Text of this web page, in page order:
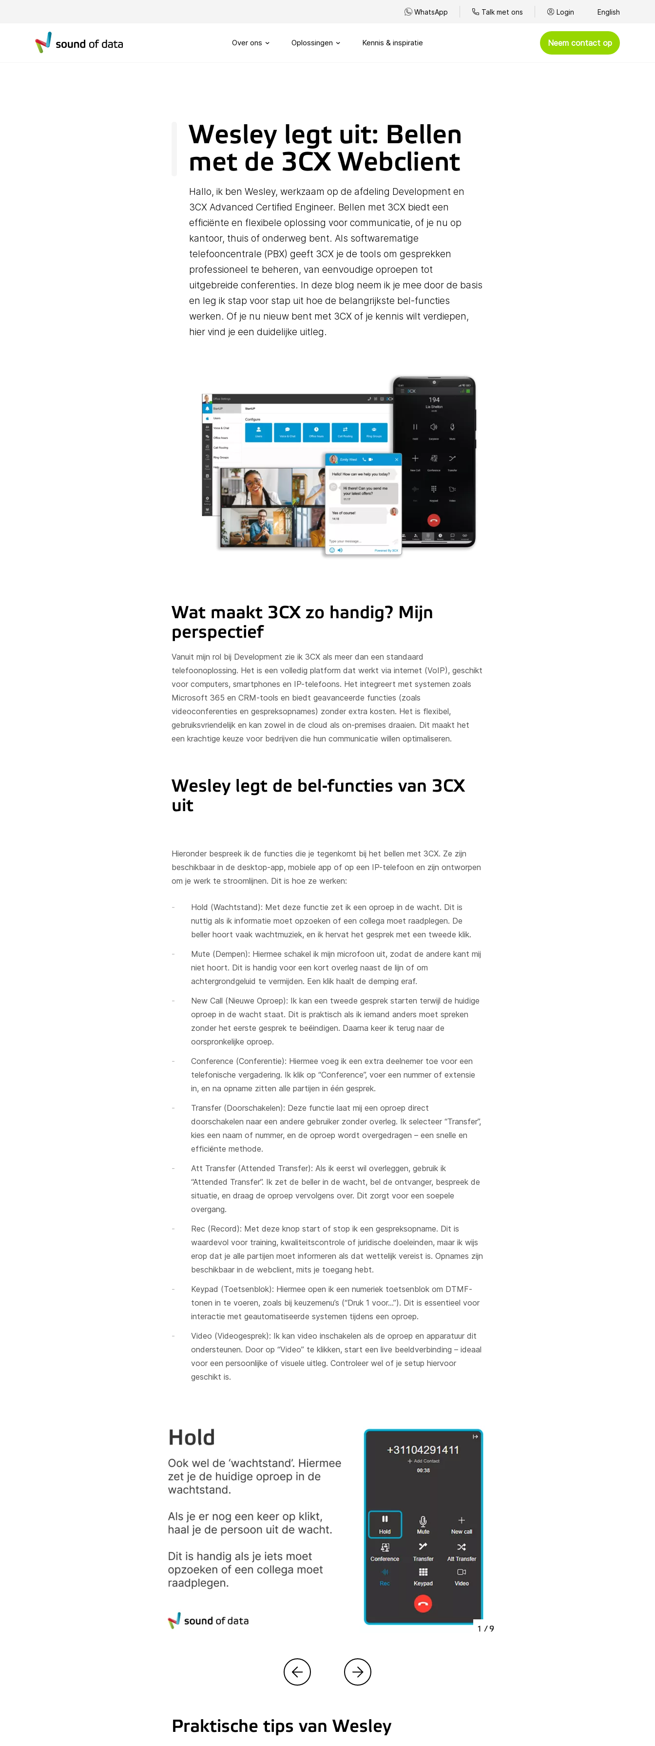
WhatsApp Talk met ons Login English
Over ons
Onze partners
Oplossingen
My Sound of Data portal
Servicenummers
Kennis & inspiratie Neem contact op
Wesley legt uit: Bellen
met de 3CX Webclient
Hallo, ik ben Wesley, werkzaam op de afdeling Development en
3CX Advanced Certified Engineer. Bellen met 3CX biedt een
efficiënte en flexibele oplossing voor communicatie, of je nu op
kantoor, thuis of onderweg bent. Als softwarematige
telefooncentrale (PBX) geeft 3CX je de tools om gesprekken
professioneel te beheren, van eenvoudige oproepen tot
uitgebreide conferenties. In deze blog neem ik je mee door de basis
en leg ik stap voor stap uit hoe de belangrijkste bel-functies
werken. Of je nu nieuw bent met 3CX of je kennis wilt verdiepen,
hier vind je een duidelijke uitleg.
Wat maakt 3CX zo handig? Mijn
perspectief
Vanuit mijn rol bij Development zie ik 3CX als meer dan een standaard
telefoonoplossing. Het is een volledig platform dat werkt via internet (VoIP), geschikt
voor computers, smartphones en IP-telefoons. Het integreert met systemen zoals
Microsoft 365 en CRM-tools en biedt geavanceerde functies (zoals
videoconferenties en gespreksopnames) zonder extra kosten. Het is flexibel,
gebruiksvriendelijk en kan zowel in de cloud als on-premises draaien. Dit maakt het
een krachtige keuze voor bedrijven die hun communicatie willen optimaliseren.
Wesley legt de bel-functies van 3CX
uit
Hieronder bespreek ik de functies die je tegenkomt bij het bellen met 3CX. Ze zijn
beschikbaar in de desktop-app, mobiele app of op een IP-telefoon en zijn ontworpen
om je werk te stroomlijnen. Dit is hoe ze werken:
Hold (Wachtstand): Met deze functie zet ik een oproep in de wacht. Dit is
nuttig als ik informatie moet opzoeken of een collega moet raadplegen. De
beller hoort vaak wachtmuziek, en ik hervat het gesprek met een tweede klik.
Mute (Dempen): Hiermee schakel ik mijn microfoon uit, zodat de andere kant mij
niet hoort. Dit is handig voor een kort overleg naast de lijn of om
achtergrondgeluid te vermijden. Een klik haalt de demping eraf.
New Call (Nieuwe Oproep): Ik kan een tweede gesprek starten terwijl de huidige
oproep in de wacht staat. Dit is praktisch als ik iemand anders moet spreken
zonder het eerste gesprek te beëindigen. Daarna keer ik terug naar de
oorspronkelijke oproep.
Conference (Conferentie): Hiermee voeg ik een extra deelnemer toe voor een
telefonische vergadering. Ik klik op “Conference”, voer een nummer of extensie
in, en na opname zitten alle partijen in één gesprek.
Transfer (Doorschakelen): Deze functie laat mij een oproep direct
doorschakelen naar een andere gebruiker zonder overleg. Ik selecteer “Transfer”,
kies een naam of nummer, en de oproep wordt overgedragen – een snelle en
efficiënte methode.
Att Transfer (Attended Transfer): Als ik eerst wil overleggen, gebruik ik
“Attended Transfer”. Ik zet de beller in de wacht, bel de ontvanger, bespreek de
situatie, en draag de oproep vervolgens over. Dit zorgt voor een soepele
overgang.
Rec (Record): Met deze knop start of stop ik een gespreksopname. Dit is
waardevol voor training, kwaliteitscontrole of juridische doeleinden, maar ik wijs
erop dat je alle partijen moet informeren als dat wettelijk vereist is. Opnames zijn
beschikbaar in de webclient, mits je toegang hebt.
Keypad (Toetsenblok): Hiermee open ik een numeriek toetsenblok om DTMF-
tonen in te voeren, zoals bij keuzemenu’s (“Druk 1 voor…”). Dit is essentieel voor
interactie met geautomatiseerde systemen tijdens een oproep.
Video (Videogesprek): Ik kan video inschakelen als de oproep en apparatuur dit
ondersteunen. Door op “Video” te klikken, start een live beeldverbinding – ideaal
voor een persoonlijke of visuele uitleg. Controleer wel of je setup hiervoor
geschikt is.
1 / 9
Praktische tips van Wesley